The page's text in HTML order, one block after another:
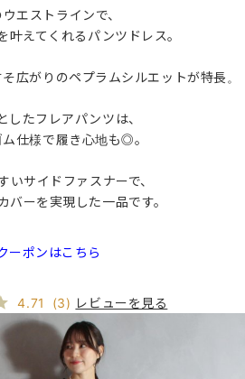
エストラインで、
叶えてくれるパンツドレス。
広がりのペプラムシルエットが特長。
したフレアパンツは、
ム仕様で履き心地も◎。
いサイドファスナーで、
バーを実現した一品です。
ーポンはこちら
4.71 (3) レビューを見る